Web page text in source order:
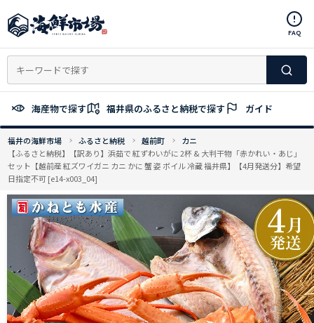
ン
ン
へ
ッ
FAQ
海産物で探す 福井県のふるさと納税で探す ガイド
福井の海鮮市場 ふるさと納税 越前町
カニ
【ふるさと納税】【訳あり】浜茹で 紅ずわいがに 2杯 & 大判干物「赤かれい・あじ」
セット【越前産 紅ズワイガニ カニ かに 蟹 姿 ボイル 冷蔵 福井県】【4月発送分】希望
日指定不可 [e14-x003_04]